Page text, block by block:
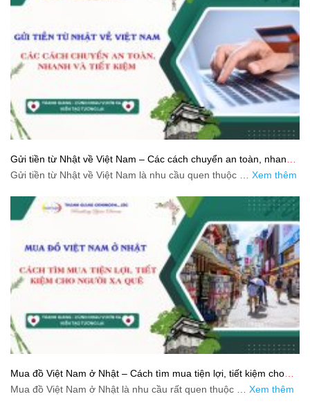
Gửi tiền từ Nhật về Việt Nam – Các cách chuyển an toàn, nhanh
và tiết kiệm
Gửi tiền từ Nhật về Việt Nam là nhu cầu quen thuộc … Xem thêm
Mua đồ Việt Nam ở Nhật – Cách tìm mua tiện lợi, tiết kiệm cho
người xa quê
Mua đồ Việt Nam ở Nhật là nhu cầu rất quen thuộc … Xem thêm